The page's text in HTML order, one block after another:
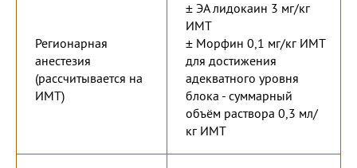
Регионарная
анестезия
(рассчитывается на
ИМТ)
± ЭА лидокаин 3 мг/кг
ИМТ
± Морфин 0,1 мг/кг ИМТ
для достижения
адекватного уровня
блока - суммарный
объём раствора 0,3 мл/
кг ИМТ